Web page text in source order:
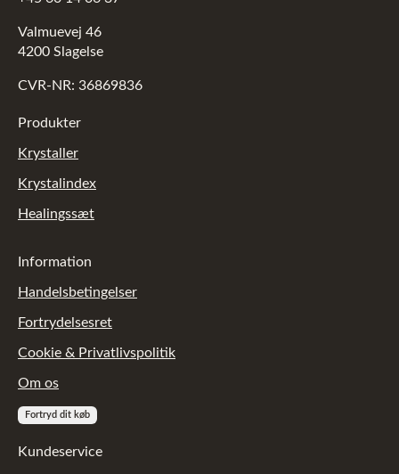
Valmuevej 46
4200 Slagelse
CVR-NR: 36869836
Produkter
Krystaller
Krystalindex
Healingssæt
Information
Handelsbetingelser
Fortrydelsesret
Cookie & Privatlivspolitik
Om os
Fortryd dit køb
Kundeservice